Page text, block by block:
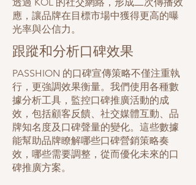
應，讓品牌在目標市場中獲得更高的曝
光率與公信力。
跟蹤和分析口碑效果
PASSHION 的口碑宣傳策略不僅注重執
行，更強調效果衡量。我們使用各種數
據分析工具，監控口碑推廣活動的成
效，包括顧客反饋、社交媒體互動、品
牌知名度及口碑聲量的變化。這些數據
能幫助品牌瞭解哪些口碑營銷策略奏
效，哪些需要調整，從而優化未來的口
碑推廣方案。